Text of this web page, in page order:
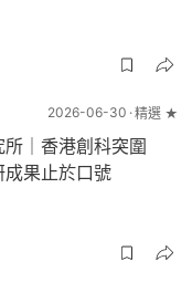
2026-06-30 精選 ★
所｜香港創科突圍
果止於口號